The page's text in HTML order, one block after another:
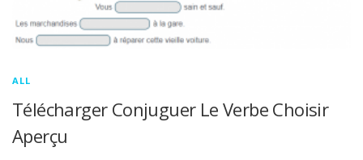
ALL
Télécharger Conjuguer Le Verbe Choisir
Aperçu